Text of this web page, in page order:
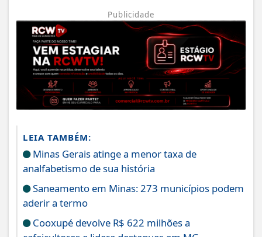
Publicidade
LEIA TAMBÉM:
Minas Gerais atinge a menor taxa de
analfabetismo de sua história
Saneamento em Minas: 273 municípios podem
aderir a termo
Cooxupé devolve R$ 622 milhões a